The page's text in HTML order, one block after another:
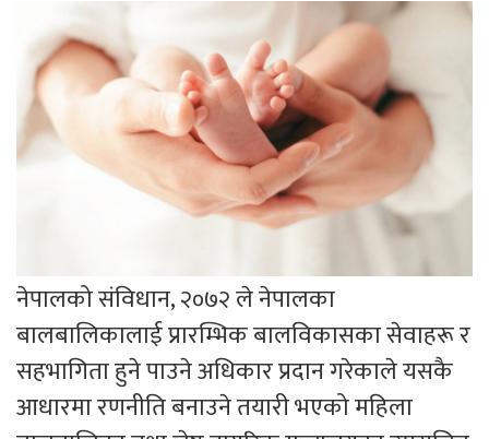
नेपालको संविधान, २०७२ ले नेपालका
बालबालिकालाई प्रारम्भिक बालविकासका सेवाहरू र
सहभागिता हुने पाउने अधिकार प्रदान गरेकाले यसकै
आधारमा रणनीति बनाउने तयारी भएको महिला